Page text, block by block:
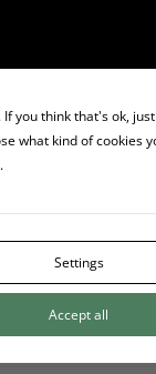
Al Núvol
If you think that's ok,
what kind of cookies
Settings
Accept all